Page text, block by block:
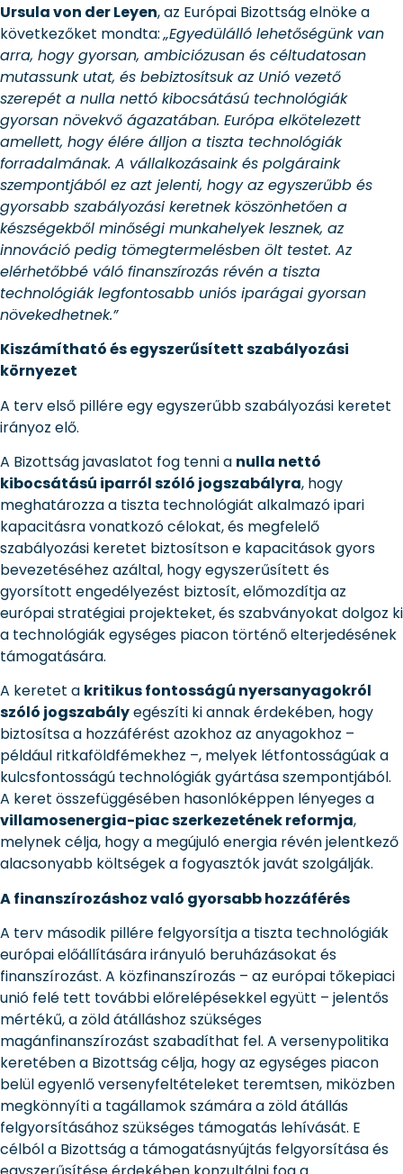
Ursula von der Leyen, az Európai Bizottság elnöke a
következőket mondta:„Egyedülálló lehetőségünk van
arra, hogy gyorsan, ambiciózusan és céltudatosan
mutassunk utat, és bebiztosítsuk az Unió vezető
szerepét a nulla nettó kibocsátású technológiák
gyorsan növekvő ágazatában. Európa elkötelezett
amellett, hogy élére álljon a tiszta technológiák
forradalmának. A vállalkozásaink és polgáraink
szempontjából ez azt jelenti, hogy az egyszerűbb és
gyorsabb szabályozási keretnek köszönhetően a
készségekből minőségi munkahelyek lesznek, az
innováció pedig tömegtermelésben ölt testet. Az
elérhetőbbé váló finanszírozás révén a tiszta
technológiák legfontosabb uniós iparágai gyorsan
növekedhetnek.”
Kiszámítható és egyszerűsített szabályozási
környezet
A terv első pillére egy egyszerűbb szabályozási keretet
irányoz elő.
A Bizottság javaslatot fog tenni a nulla nettó
kibocsátású iparról szóló jogszabályra, hogy
meghatározza a tiszta technológiát alkalmazó ipari
kapacitásra vonatkozó célokat, és megfelelő
szabályozási keretet biztosítson e kapacitások gyors
bevezetéséhez azáltal, hogy egyszerűsített és
gyorsított engedélyezést biztosít, előmozdítja az
európai stratégiai projekteket, és szabványokat dolgoz ki
a technológiák egységes piacon történő elterjedésének
támogatására.
A keretet a kritikus fontosságú nyersanyagokról
szóló jogszabályegészíti ki annak érdekében, hogy
biztosítsa a hozzáférést azokhoz az anyagokhoz –
például ritkaföldfémekhez –, melyek létfontosságúak a
kulcsfontosságú technológiák gyártása szempontjából.
A keret összefüggésében hasonlóképpen lényeges a
villamosenergia-piac szerkezetének reformja,
melynek célja, hogy a megújuló energia révén jelentkező
alacsonyabb költségek a fogyasztók javát szolgálják.
A finanszírozáshoz való gyorsabb hozzáférés
A terv második pillére felgyorsítja a tiszta technológiák
európai előállítására irányuló beruházásokat és
finanszírozást. A közfinanszírozás – az európai tőkepiaci
unió felé tett további előrelépésekkel együtt – jelentős
mértékű, a zöld átálláshoz szükséges
magánfinanszírozást szabadíthat fel. A versenypolitika
keretében a Bizottság célja, hogy az egységes piacon
belül egyenlő versenyfeltételeket teremtsen, miközben
megkönnyíti a tagállamok számára a zöld átállás
felgyorsításához szükséges támogatás lehívását. E
célból a Bizottság a támogatásnyújtás felgyorsítása és